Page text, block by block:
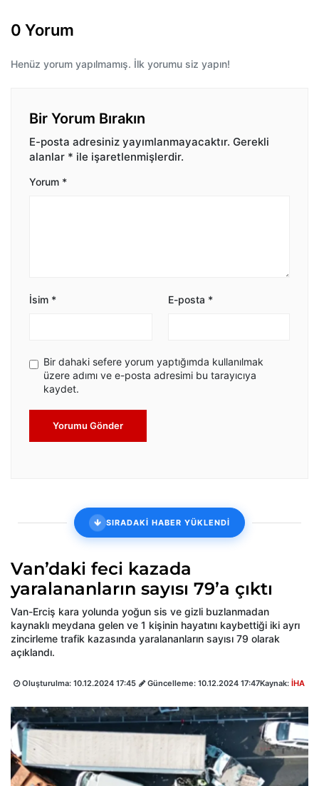
0 Yorum
Henüz yorum yapılmamış. İlk yorumu siz yapın!
Bir Yorum Bırakın
E-posta adresiniz yayımlanmayacaktır. Gerekli
alanlar * ile işaretlenmişlerdir.
Yorum *
İsim * E-posta *
Bir dahaki sefere yorum yaptığımda kullanılmak
üzere adımı ve e-posta adresimi bu tarayıcıya
kaydet.
Yorumu Gönder
SIRADAKİ HABER YÜKLENDİ
Van’daki feci kazada
yaralananların sayısı 79’a çıktı
Van-Erciş kara yolunda yoğun sis ve gizli buzlanmadan
kaynaklı meydana gelen ve 1 kişinin hayatını kaybettiği iki ayrı
zincirleme trafik kazasında yaralananların sayısı 79 olarak
açıklandı.
Oluşturulma: 10.12.2024 17:45 Güncelleme: 10.12.2024 17:47Kaynak: İHA